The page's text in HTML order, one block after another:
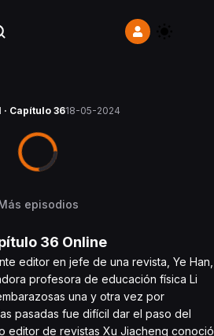
· Capítulo 3618-05-2024
episodios
36 Online
editor en jefe de una revista, Ye Han,
profesora de educación física Li
una y otra vez por
pasadas fue difícil dar el paso del
editor de revistas Xu Jiacheng conoció